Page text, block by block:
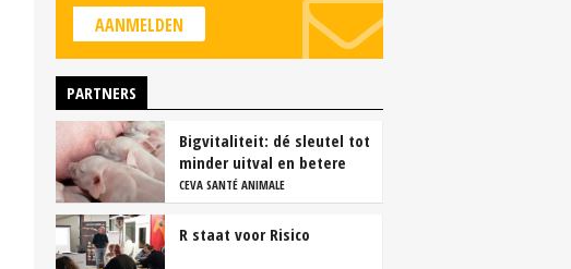
AANMELDEN
PARTNERS
Bigvitaliteit: dé sleutel tot
minder uitval en betere
groei
CEVA SANTÉ ANIMALE
R staat voor Risico